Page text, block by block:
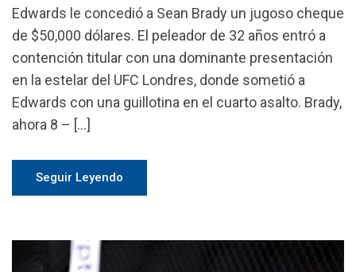
Edwards le concedió a Sean Brady un jugoso cheque
de $50,000 dólares. El peleador de 32 años entró a
contención titular con una dominante presentación
en la estelar del UFC Londres, donde sometió a
Edwards con una guillotina en el cuarto asalto. Brady,
ahora 8 – […]
Seguir Leyendo